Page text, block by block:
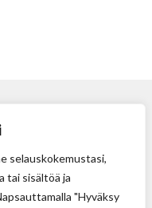
selauskokemustasi,
tai sisältöä ja
"Hyväksy